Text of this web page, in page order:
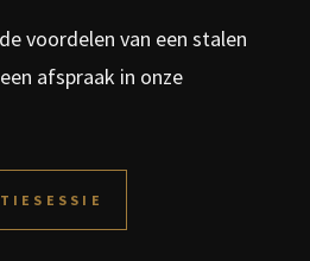
voordelen van een stalen
afspraak in onze